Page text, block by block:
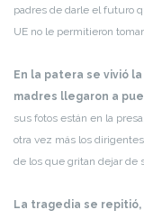
padres de darle el futuro
UE no le permitieron
En la patera se vivió
madres llegaron a
sus fotos están en la
otra vez más los
de los que gritan dejar de
La tragedia se